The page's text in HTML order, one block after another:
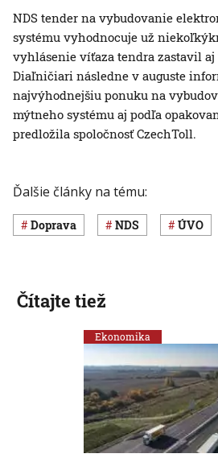
NDS tender na vybudovanie
systému vyhodnocuje už
vyhlásenie víťaza tendra zastavil
Diaľničiari následne v auguste
najvýhodnejšiu ponuku na
mýtneho systému aj podľa
predložila spoločnosť CzechToll.
Ďalšie články na tému:
Doprava NDS ÚVO
Čítajte tiež
Ekonomika